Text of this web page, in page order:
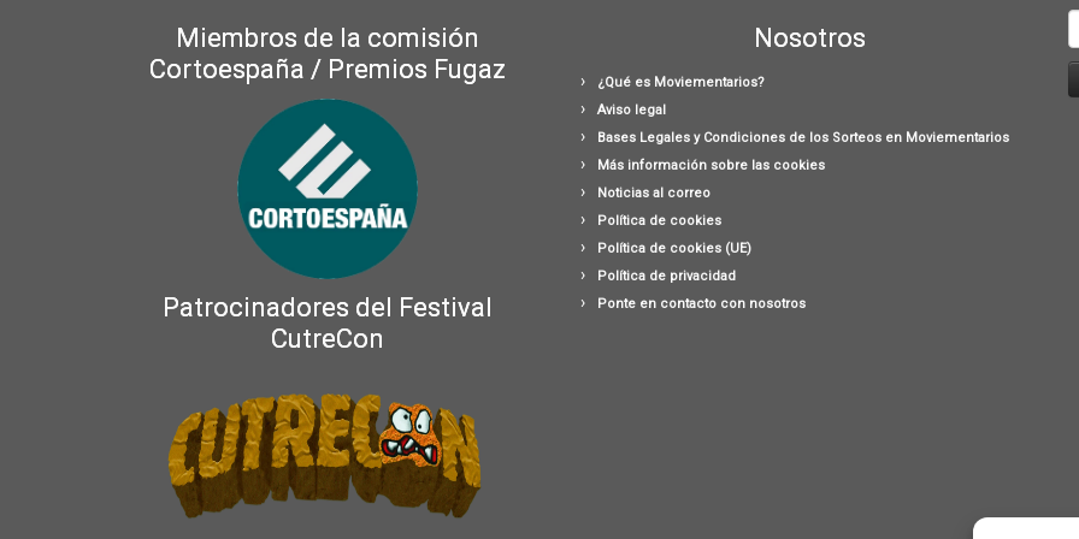
Miembros de la comisión
Cortoespaña / Premios Fugaz
Patrocinadores del Festival
CutreCon
Nosotros
¿Qué es Moviementarios?
Aviso legal
Bases Legales y Condiciones de los Sorteos en Moviementarios
Más información sobre las cookies
Noticias al correo
Política de cookies
Política de cookies (UE)
Política de privacidad
Ponte en contacto con nosotros